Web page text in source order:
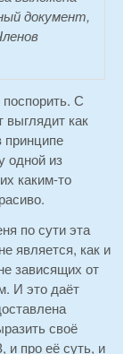
документ,
С
выглядит как
принципе
одной из
каким-то
по сути эта
является, как и
зависящих от
И это даёт
своё
и про её суть, и